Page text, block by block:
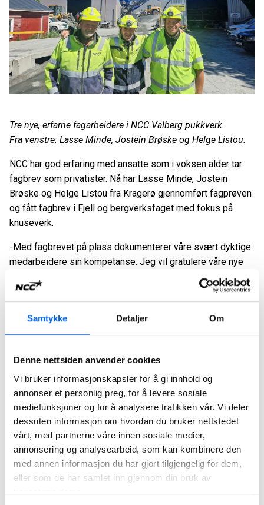
Samtykke Detaljer Om
Denne nettsiden anvender cookies
Vi bruker informasjonskapsler for å gi innhold og
annonser et personlig preg, for å levere sosiale
mediefunksjoner og for å analysere trafikken vår. Vi deler
dessuten informasjon om hvordan du bruker nettstedet
vårt, med partnerne våre innen sosiale medier,
annonsering og analysearbeid, som kan kombinere den
med annen informasjon du har gjort tilgjengelig for dem,
eller som de har samlet inn gjennom din bruk av
Tre nye, erfarne fagarbeidere i NCC Valberg pukkverk.
Fra venstre: Lasse Minde, Jostein Brøske og Helge Listou.
NCC har god erfaring med ansatte som i voksen alder tar
fagbrev som privatister. Nå har Lasse Minde, Jostein
Brøske og Helge Listou fra Kragerø gjennomført fagprøven
og fått fagbrev i Fjell og bergverksfaget med fokus på
knuseverk.
-Med fagbrevet på plass dokumenterer våre svært dyktige
medarbeidere sin kompetanse. Jeg vil gratulere våre nye
fagarbeidere, sier sjefen i Valberg pukkverk, Isak Eikeland.
Formaliseringen av kompetansen er viktig i forbindelse
med å bygge kompetanse og å dokumentere kvaliteten i
Les mer omValberg pukkverk
NCC har oppfordret oss til å ta fagbrevet. Og selvfølgelig
er det flott at vi har det nå fagbrevet på plass, sier den
ferske fagarbeideren Lasse Minde.
De tre startet den formelle opplæringen på høsten i 2023